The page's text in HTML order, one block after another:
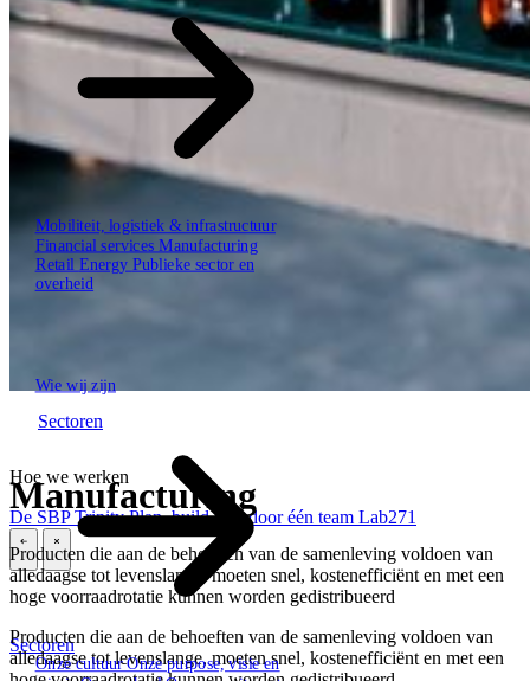
Mobiliteit, logistiek & infrastructuur
Financial servicesManufacturing
Retail Energy Publieke sector en
overheid
Wie wij zijn
Onze cultuurOnze purpose, visie en
Hoe we werken
De SBP TrinityPlan, build, run door één team Lab271
\ \
Sectoren
Sectoren
Manufacturing
Producten die aan de behoeften van de samenleving voldoen van
alledaagse tot levenslange, moeten snel, kostenefficiënt en met een
hoge voorraadrotatie kunnen worden gedistribueerd
Producten die aan de behoeften van de samenleving voldoen van
alledaagse tot levenslange, moeten snel, kostenefficiënt en met een